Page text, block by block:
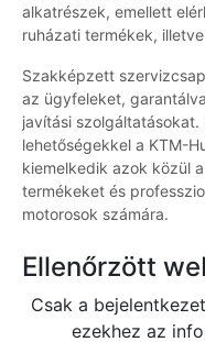
alkatrészek, emellett
ruházati termékek,
Szakképzett
az ügyfeleket,
javítási
lehetőségekkel a KTM-
kiemelkedik azok közül
termékeket és
motorosok számára.
Ellenőrzött
Csak a
ezekhez az